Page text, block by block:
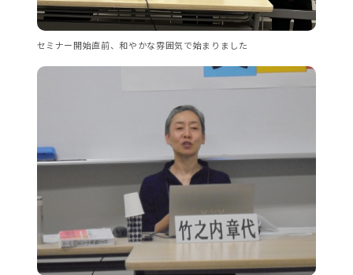
セミナー開始直前、和やかな雰囲気で始まりました